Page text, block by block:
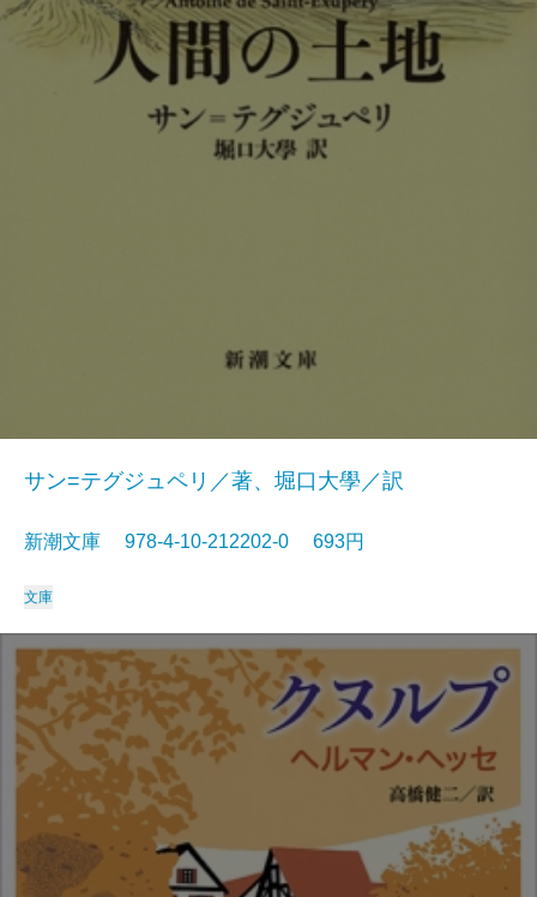
サン=テグジュペリ／著、堀口大學／訳
新潮文庫 978-4-10-212202-0 693円
文庫